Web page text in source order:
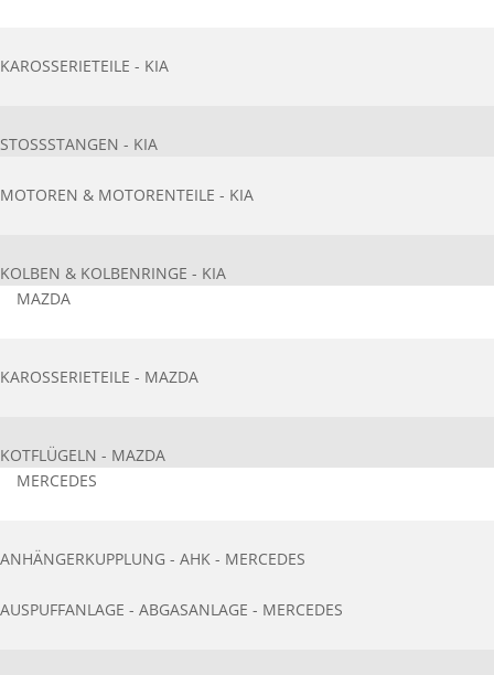
KAROSSERIETEILE - KIA
STOSSSTANGEN - KIA
MOTOREN & MOTORENTEILE - KIA
KOLBEN & KOLBENRINGE - KIA
MAZDA
KAROSSERIETEIL​E - MAZDA
KOTFLÜGELN - MAZDA
MERCEDES
ANHÄNGERKUPPLUNG - AHK - MERCEDES
AUSPUFFANLAGE - ABGASANLAGE - MERCEDES